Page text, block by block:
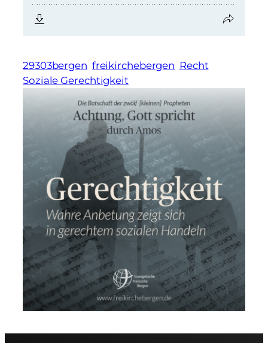
29303bergen freikirchebergen Recht
Soziale Gerechtigkeit